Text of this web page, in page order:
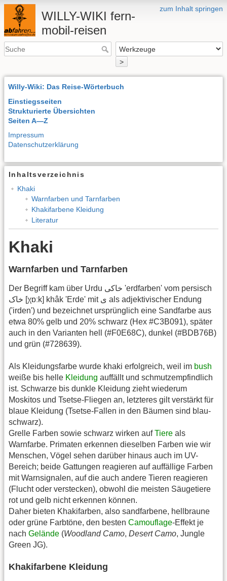
zum Inhalt springen
WILLY-WIKI fern-
mobil-reisen
>
Willy-Wiki: Das Reise-Wörterbuch
Einstiegsseiten
Strukturierte Übersichten
Seiten A—Z
Impressum
Datenschutzerklärung
Inhaltsverzeichnis
Khaki
Warnfarben und Tarnfarben
Khakifarbene Kleidung
Literatur
Khaki
Warnfarben und Tarnfarben
Der Begriff kam über Urdu خاکی 'erdfarben' vom persisch
خاک [χɒːk] khâk 'Erde' mit ی als adjektivischer Endung
('irden') und bezeichnet ursprünglich eine Sandfarbe aus
etwa 80% gelb und 20% schwarz (Hex #C3B091), später
auch in den Varianten hell (#F0E68C), dunkel (#BDB76B)
und grün (#728639).
Als Kleidungsfarbe wurde khaki erfolgreich, weil im bush
weiße bis helle Kleidung auffällt und schmutzempfindlich
ist. Schwarze bis dunkle Kleidung zieht wiederum
Moskitos und Tsetse-Fliegen an, letzteres gilt verstärkt für
blaue Kleidung (Tsetse-Fallen in den Bäumen sind blau-
schwarz).
Grelle Farben sowie schwarz wirken aufTiere als
Warnfarbe. Primaten erkennen dieselben Farben wie wir
Menschen, Vögel sehen darüber hinaus auch im UV-
Bereich; beide Gattungen reagieren auf auffällige Farben
mit Warnsignalen, auf die auch andere Tieren reagieren
(Flucht oder verstecken), obwohl die meisten Säugetiere
rot und gelb nicht erkennen können.
Daher bieten Khakifarben, also sandfarbene, hellbraune
oder grüne Farbtöne, den besten Camouflage-Effekt je
nach Gelände (Woodland Camo, Desert Camo, Jungle
Green JG).
Khakifarbene Kleidung